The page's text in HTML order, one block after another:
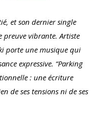
et son dernier single
preuve vibrante. Artiste
porte une musique qui
expressive. “Parking
: une écriture
de ses tensions ni de ses